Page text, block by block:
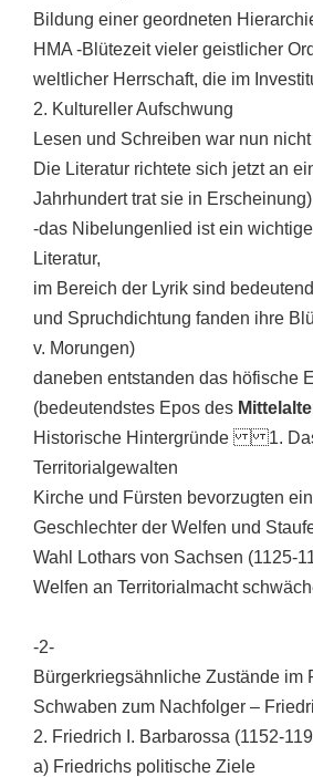
Bildung einer geordneten
HMA -Blütezeit vieler geistlicher
weltlicher Herrschaft, die im
2. Kultureller Aufschwung
Lesen und Schreiben war nun
Die Literatur richtete sich jetzt an
Jahrhundert trat sie in
-das Nibelungenlied ist ein
Literatur,
im Bereich der Lyrik sind
und Spruchdichtung fanden ihre
v. Morungen)
daneben entstanden das höfische
(bedeutendstes Epos des
Historische Hintergründe 1. Das
Territorialgewalten
Kirche und Fürsten bevorzugten
Geschlechter der Welfen und
Wahl Lothars von Sachsen
Welfen an Territorialmacht
-2-
Bürgerkriegsähnliche Zustände im
Schwaben zum Nachfolger –
2. Friedrich I. Barbarossa (1152-
a) Friedrichs politische Ziele